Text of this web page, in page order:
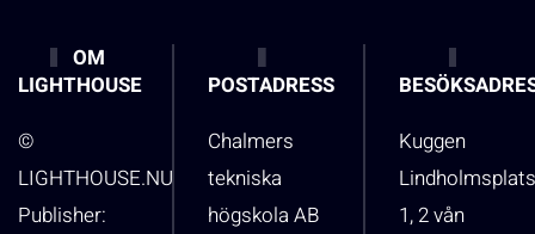
OM
LIGHTHOUSE
©
LIGHTHOUSE.NU
Publisher:
POSTADRESS
Chalmers
tekniska
högskola AB
Kuggen
1, 2 vån